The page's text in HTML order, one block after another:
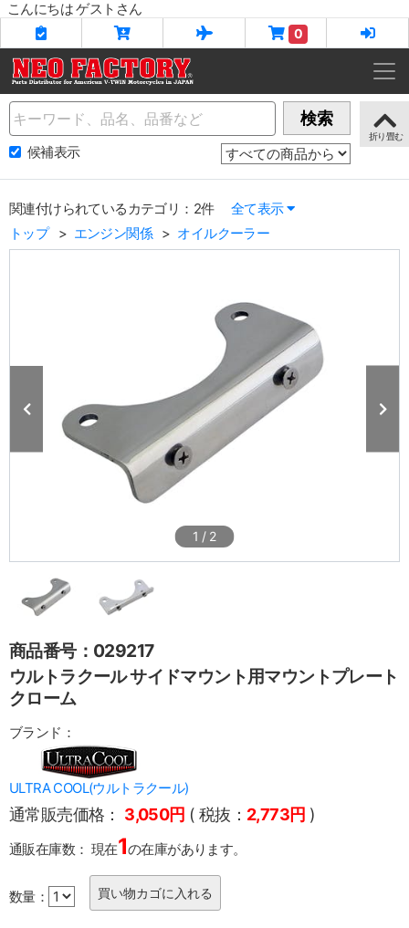
こんにちは ゲストさん
0
Name 検索
候補表示
関連付けられているカテゴリ：2件
全て表示
トップ
エンジン関係 オイルクーラー
1 / 2
商品番号：029217
ウルトラクール サイドマウント用マウントプレート
クローム
ブランド：
ULTRA COOL(ウルトラクール)
通常販売価格： 3,050円 ( 税抜： 2,773円 )
通販在庫数： 現在1の在庫があります。
数量：